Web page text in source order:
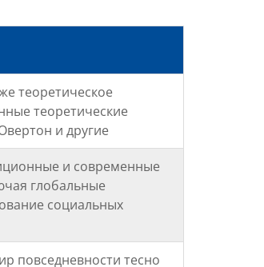
теоретическое
теоретические
и другие
и современные
глобальные
социальных
повседневности тесно